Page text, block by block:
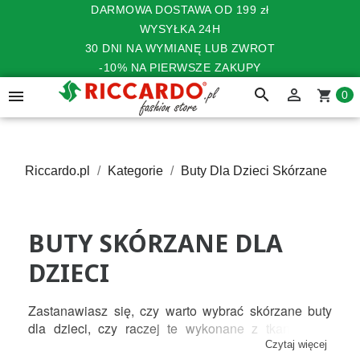
DARMOWA DOSTAWA OD 199 zł
WYSYŁKA 24H
30 DNI NA WYMIANĘ LUB ZWROT
-10% NA PIERWSZE ZAKUPY
 search  shopping_cart 0
Riccardo.pl Kategorie Buty Dla Dzieci Skórzane
BUTY SKÓRZANE DLA
DZIECI
Zastanawiasz się, czy warto wybrać skórzane buty
dla dzieci, czy raczej te wykonane z tkaniny lub
syntetycznych materiałów? Kupując obuwie dla
Czytaj więcej